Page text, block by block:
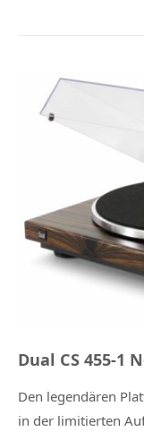
Dual CS 455-1
Den legendären
in der limitierten